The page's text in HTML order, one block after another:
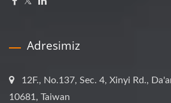
Adresimiz
12F., No.137, Sec. 4, Xinyi Rd.,
10681, Taiwan